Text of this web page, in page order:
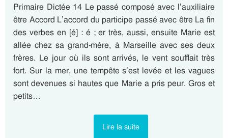
Primaire Dictée 14 Le passé composé avec l’auxiliaire
être Accord L’accord du participe passé avec être La fin
des verbes en [é] : é ; er très, aussi, ensuite Marie est
allée chez sa grand-mère, à Marseille avec ses deux
frères. Le jour où ils sont arrivés, le vent soufflait très
fort. Sur la mer, une tempête s’est levée et les vagues
sont devenues si hautes que Marie a pris peur. Gros et
petits…
Lire la suite